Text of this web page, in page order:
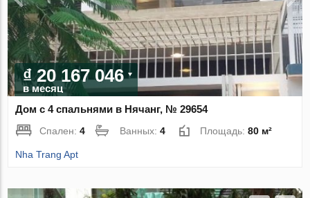
₫ 20 167 046
в месяц
Дом с 4 спальнями в Нячанг, № 29654
Спален:4 Ванных:4 Площадь:80 м²
Nha Trang Apt